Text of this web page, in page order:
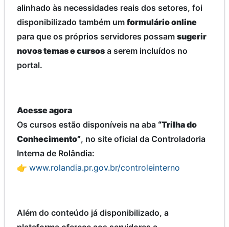
alinhado às necessidades reais dos setores, foi
disponibilizado também um formulário online
para que os próprios servidores possam sugerir
novos temas e cursos a serem incluídos no
portal.
Acesse agora
Os cursos estão disponíveis na aba “Trilha do
Conhecimento”, no site oficial da Controladoria
Interna de Rolândia:
👉 www.rolandia.pr.gov.br/controleinterno
Além do conteúdo já disponibilizado, a